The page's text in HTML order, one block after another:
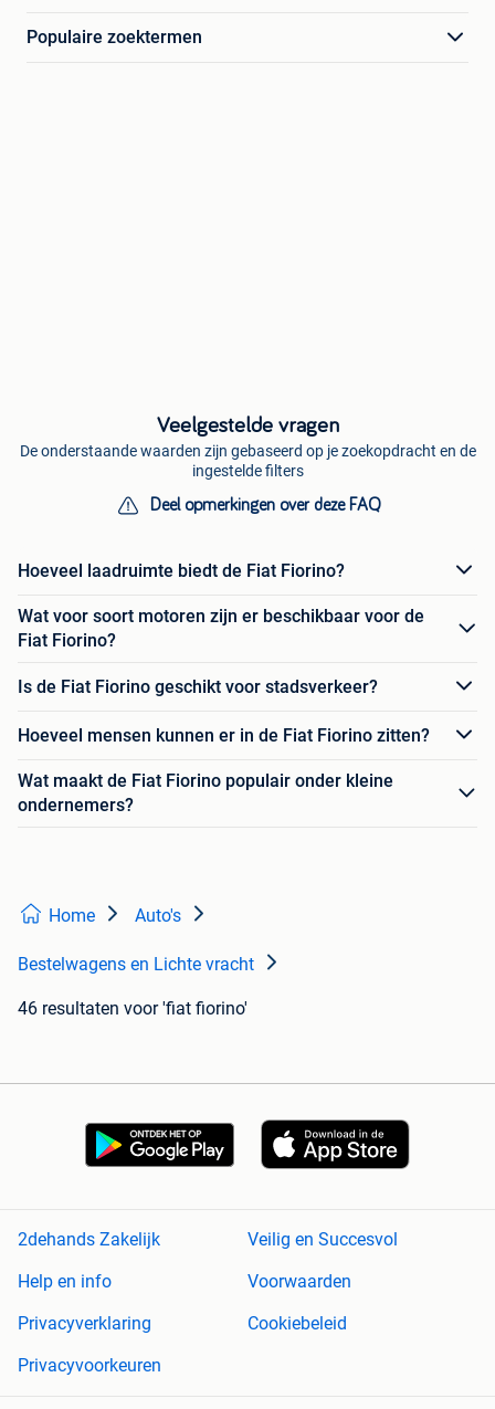
Populaire zoektermen
Veelgestelde vragen
De onderstaande waarden zijn gebaseerd op je zoekopdracht en de
ingestelde filters
Deel opmerkingen over deze FAQ
Hoeveel laadruimte biedt de Fiat Fiorino?
Wat voor soort motoren zijn er beschikbaar voor de
Fiat Fiorino?
Is de Fiat Fiorino geschikt voor stadsverkeer?
Hoeveel mensen kunnen er in de Fiat Fiorino zitten?
Wat maakt de Fiat Fiorino populair onder kleine
ondernemers?
Home Auto's
Bestelwagens en Lichte vracht
46 resultaten voor 'fiat fiorino'
2dehands Zakelijk
Veilig en Succesvol
Help en info
Voorwaarden
Privacyverklaring
Cookiebeleid
Privacyvoorkeuren